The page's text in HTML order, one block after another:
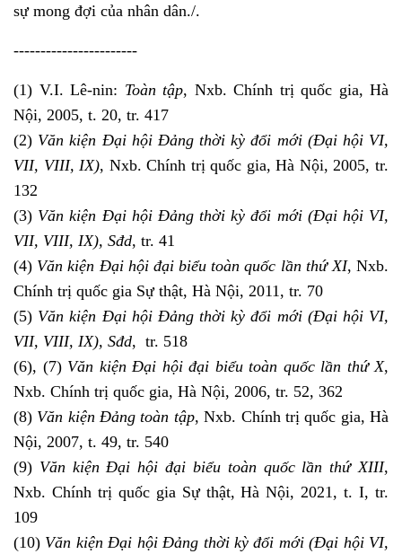
sự mong đợi của nhân dân./.
-----------------------
(1) V.I. Lê-nin: Toàn tập, Nxb. Chính trị quốc gia, Hà
Nội, 2005, t. 20, tr. 417
(2) Văn kiện Đại hội Đảng thời kỳ đổi mới (Đại hội VI,
VII, VIII, IX), Nxb. Chính trị quốc gia, Hà Nội, 2005, tr.
132
(3) Văn kiện Đại hội Đảng thời kỳ đổi mới (Đại hội VI,
VII, VIII, IX), Sđd, tr. 41
(4) Văn kiện Đại hội đại biểu toàn quốc lần thứ XI, Nxb.
Chính trị quốc gia Sự thật, Hà Nội, 2011, tr. 70
(5) Văn kiện Đại hội Đảng thời kỳ đổi mới (Đại hội VI,
VII, VIII, IX), Sđd, tr. 518
(6), (7) Văn kiện Đại hội đại biểu toàn quốc lần thứ X,
Nxb. Chính trị quốc gia, Hà Nội, 2006, tr. 52, 362
(8) Văn kiện Đảng toàn tập, Nxb. Chính trị quốc gia, Hà
Nội, 2007, t. 49, tr. 540
(9) Văn kiện Đại hội đại biểu toàn quốc lần thứ XIII,
Nxb. Chính trị quốc gia Sự thật, Hà Nội, 2021, t. I, tr.
109
(10) Văn kiện Đại hội Đảng thời kỳ đổi mới (Đại hội VI,